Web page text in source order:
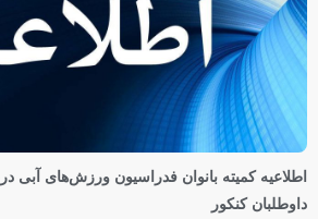
اطلاعیه کمیته بانوان فدراسیون ورزش‌های آبی
داوطلبان کنکور